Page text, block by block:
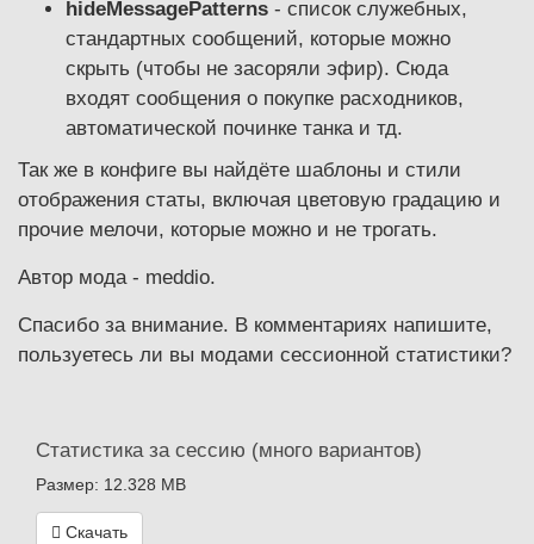
hideMessagePatterns - список служебных,
стандартных сообщений, которые можно
скрыть (чтобы не засоряли эфир). Сюда
входят сообщения о покупке расходников,
автоматической починке танка и тд.
Так же в конфиге вы найдёте шаблоны и стили
отображения статы, включая цветовую градацию и
прочие мелочи, которые можно и не трогать.
Автор мода - meddio.
Спасибо за внимание. В комментариях напишите,
пользуетесь ли вы модами сессионной статистики?
Статистика за сессию (много вариантов)
Размер: 12.328 MB
Скачать